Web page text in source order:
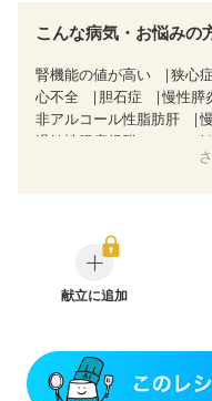
こんな病気・お悩みの
腎機能の値が高い 狭心症
心不全
胆石症
慢性膵
非アルコール性脂肪肝
過敏性腸症候群（IBS）
味の感じ方が変わった
妊婦健診・体重増加が気
妊婦健診・血圧が気にな
産後（ミルク）
乾癬
更年期
献立に追加